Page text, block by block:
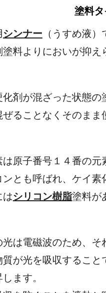
塗料
シンナー （うすめ液
においが抑えら
剤と硬化剤が
なくそのまま使
は原子番号１４
ばれ、ケイ素化
シリコン樹脂塗料が
光は電磁波のため
光を吸収するこ
上